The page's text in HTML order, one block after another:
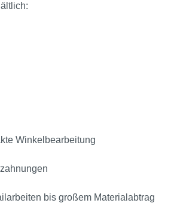
Winkelbearbeitung
bis großem Materialabtrag